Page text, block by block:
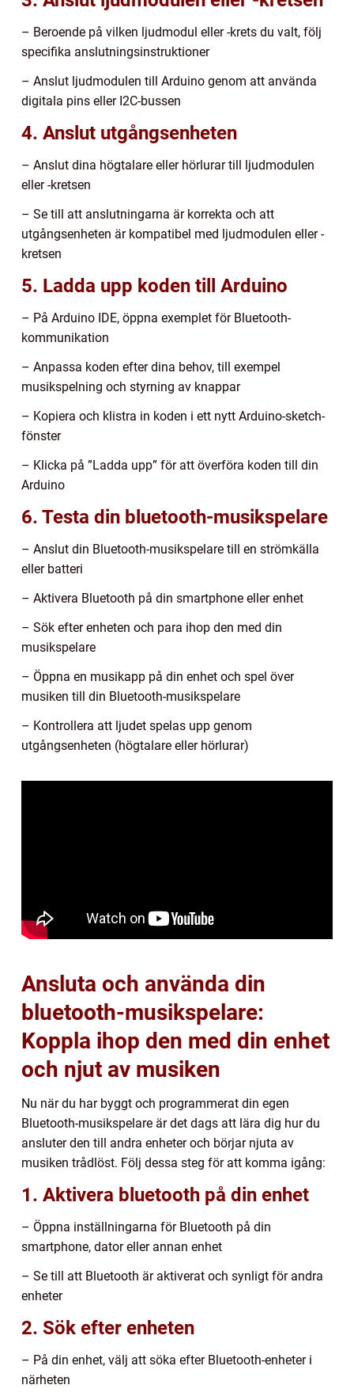
– Beroende på vilken ljudmodul eller -krets du valt, följ
specifika anslutningsinstruktioner
– Anslut ljudmodulen till Arduino genom att använda
digitala pins eller I2C-bussen
4. Anslut utgångsenheten
– Anslut dina högtalare eller hörlurar till ljudmodulen
eller -kretsen
– Se till att anslutningarna är korrekta och att
utgångsenheten är kompatibel med ljudmodulen eller -
kretsen
5. Ladda upp koden till Arduino
– På Arduino IDE, öppna exemplet för Bluetooth-
kommunikation
– Anpassa koden efter dina behov, till exempel
musikspelning och styrning av knappar
– Kopiera och klistra in koden i ett nytt Arduino-sketch-
fönster
– Klicka på ”Ladda upp” för att överföra koden till din
Arduino
6. Testa din bluetooth-musikspelare
– Anslut din Bluetooth-musikspelare till en strömkälla
eller batteri
– Aktivera Bluetooth på din smartphone eller enhet
– Sök efter enheten och para ihop den med din
musikspelare
– Öppna en musikapp på din enhet och spel över
musiken till din Bluetooth-musikspelare
– Kontrollera att ljudet spelas upp genom
utgångsenheten (högtalare eller hörlurar)
Ansluta och använda din
bluetooth-musikspelare:
Koppla ihop den med din enhet
och njut av musiken
Nu när du har byggt och programmerat din egen
Bluetooth-musikspelare är det dags att lära dig hur du
ansluter den till andra enheter och börjar njuta av
musiken trådlöst. Följ dessa steg för att komma igång:
1. Aktivera bluetooth på din enhet
– Öppna inställningarna för Bluetooth på din
smartphone, dator eller annan enhet
– Se till att Bluetooth är aktiverat och synligt för andra
enheter
2. Sök efter enheten
– På din enhet, välj att söka efter Bluetooth-enheter i
närheten